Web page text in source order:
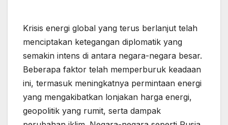
Krisis energi global yang terus berlanjut telah
menciptakan ketegangan diplomatik yang
semakin intens di antara negara-negara besar.
Beberapa faktor telah memperburuk keadaan
ini, termasuk meningkatnya permintaan energi
yang mengakibatkan lonjakan harga energi,
geopolitik yang rumit, serta dampak